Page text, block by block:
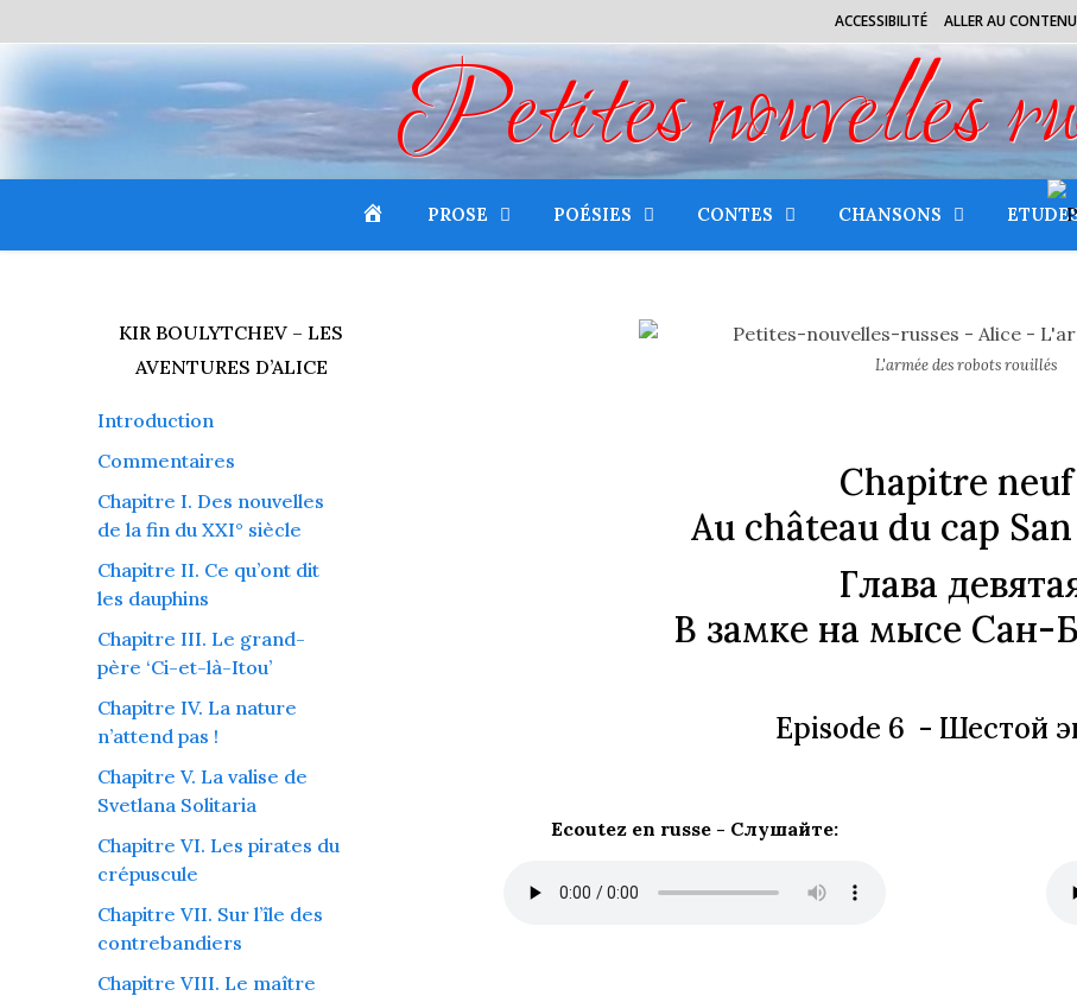
ACCESSIBILITÉ ALLER AU CONTENU
Petites nouvelles
PROSE POÉSIES CONTES CHANSONS
KIR BOULYTCHEV – LES
AVENTURES D’ALICE
Introduction
Commentaires
Chapitre I. Des nouvelles
de la fin du XXI° siècle
Chapitre II. Ce qu’ont dit
les dauphins
Chapitre III. Le grand-
père ‘Ci-et-là-Itou’
Chapitre IV. La nature
n’attend pas !
Chapitre V. La valise de
Svetlana Solitaria
Chapitre VI. Les pirates du
crépuscule
Chapitre VII. Sur l’île des
contrebandiers
Chapitre VIII. Le maître
L'armée des robots rouillés
Chapitre
Au château du cap
Глава
В замке на мысе Сан-
Episode 6 - Шестой
Ecoutez en russe - Слушайте: